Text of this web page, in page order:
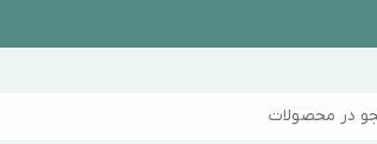
در محصولات